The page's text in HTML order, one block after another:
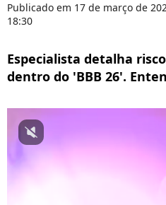
Publicado em 17 de março de
18:30
Especialista detalha
dentro do 'BBB 26'.